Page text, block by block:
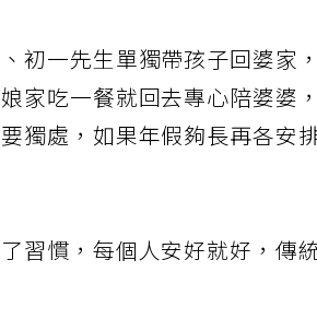
初一先生單獨帶孩子回婆家，
家吃一餐就回去專心陪婆婆，
獨處，如果年假夠長再各安
習慣，每個人安好就好，傳